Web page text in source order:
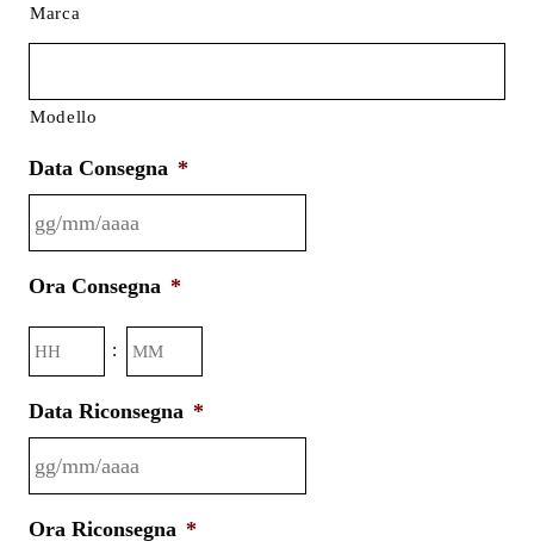
Marca
Modello
Data Consegna *
slash
MM
slash
Ora Consegna *
:
Ore Minuti
Data Riconsegna *
slash
Ora Riconsegna *